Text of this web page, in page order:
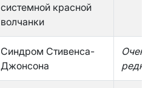
системной красной
волчанки
Синдром Стивенса-
Джонсона
Очень
редко